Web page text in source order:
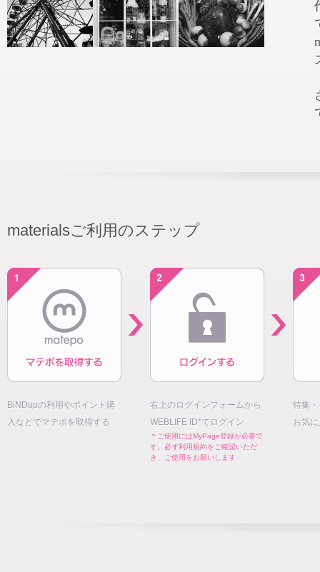
materialsご利用のステップ
BiNDupの利用やポイント購
入などでマテポを取得する
右上のログインフォームから
WEBLIFE ID*でログイン
＊ご使用にはMyPage登録が必要で
す。必ず利用規約をご確認いただ
き、ご使用をお願いします
特集
お気